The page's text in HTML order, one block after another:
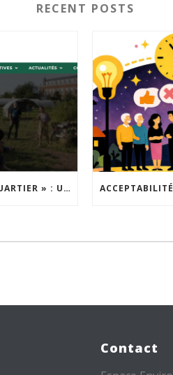
RECENT POSTS
« INSPIRONS LE QUARTIER » : UN NOUVEL APPEL À PROJETS EST LANCÉ !
Contact